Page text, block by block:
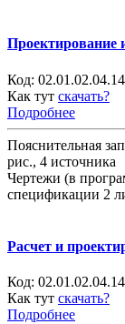
Проектирование
Код:
Как тут скачать?
Подробнее
Пояснительная
рис., 4 источника
Чертежи (в
спецификации 2
Расчет и
Код:
Как тут скачать?
Подробнее